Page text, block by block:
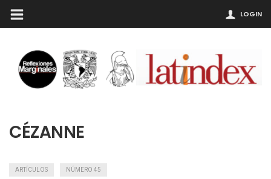
LOGIN
CÉZANNE
ARTÍCULOS NÚMERO 45